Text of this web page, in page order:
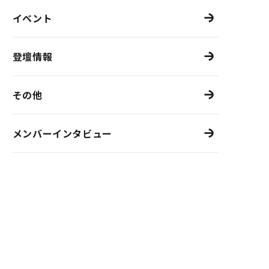
イベント
登壇情報
その他
メンバーインタビュー